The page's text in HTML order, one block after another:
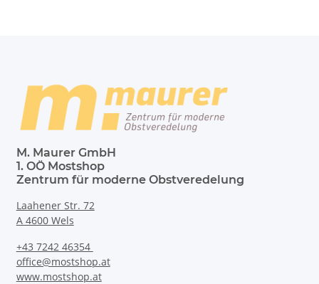
M. Maurer GmbH
1. OÖ Mostshop
Zentrum für moderne Obstveredelung
Laahener Str. 72
A 4600 Wels
+43 7242 46354
office@mostshop.at
www.mostshop.at